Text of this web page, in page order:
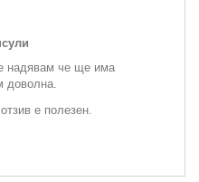
надявам че ще има
доволна.
е полезен.